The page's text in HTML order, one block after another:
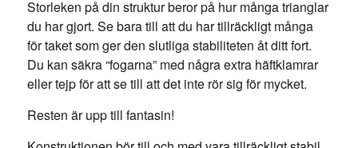
Storleken på din struktur beror på hur många trianglar
du har gjort. Se bara till att du har tillräckligt många
för taket som ger den slutliga stabiliteten åt ditt fort.
Du kan säkra “fogarna” med några extra häftklamrar
eller tejp för att se till att det inte rör sig för mycket.
Resten är upp till fantasin!